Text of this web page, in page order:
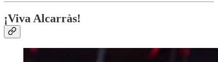
¡Viva Alcarràs!